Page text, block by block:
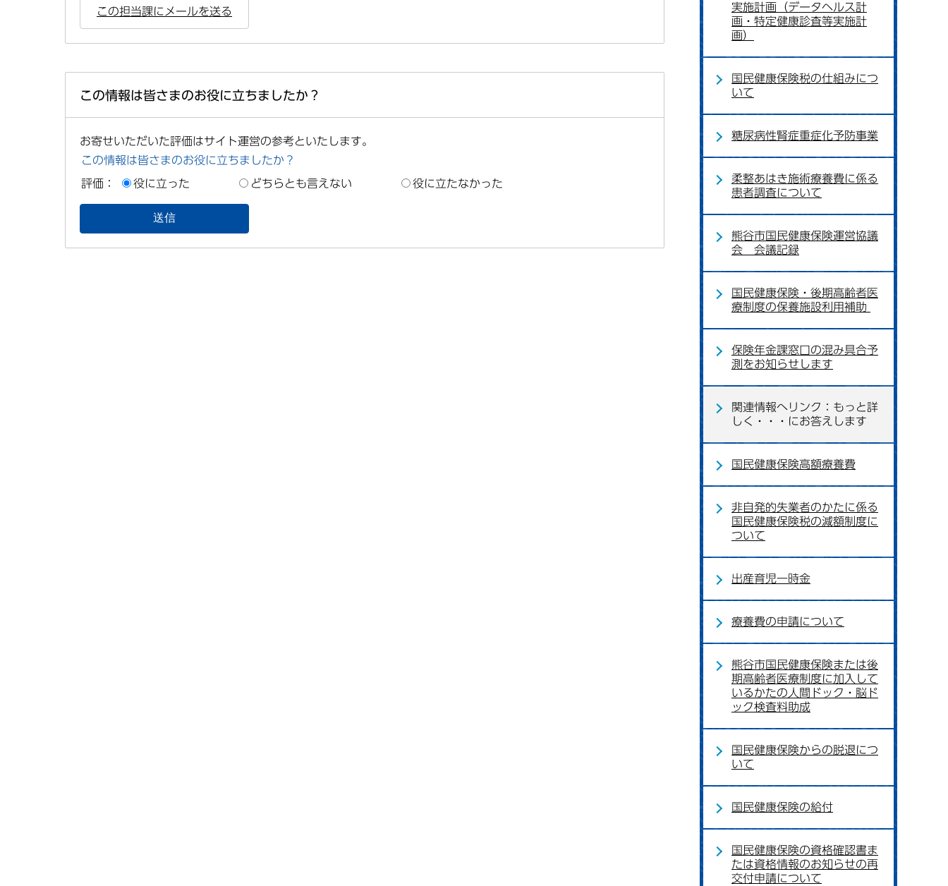
この担当課にメールを送る
この情報は皆さまのお役に立ちましたか？
お寄せいただいた評価はサイト運営の参考といたします。
この情報は皆さまのお役に立ちましたか？
評価： 役に立った どちらとも言えない 役に立たなかった
実施計画（データヘルス計
画・特定健康診査等実施計
画）
国民健康保険税の仕組みにつ
いて
糖尿病性腎症重症化予防事業
柔整あはき施術療養費に係る
患者調査について
熊谷市国民健康保険運営協議
会 会議記録
国民健康保険・後期高齢者医
療制度の保養施設利用補助
保険年金課窓口の混み具合予
測をお知らせします
関連情報へリンク：もっと詳
しく・・・にお答えします
国民健康保険高額療養費
非自発的失業者のかたに係る
国民健康保険税の減額制度に
ついて
出産育児一時金
療養費の申請について
熊谷市国民健康保険または後
期高齢者医療制度に加入して
いるかたの人間ドック・脳ド
ック検査料助成
国民健康保険からの脱退につ
いて
国民健康保険の給付
国民健康保険の資格確認書ま
たは資格情報のお知らせの再
交付申請について